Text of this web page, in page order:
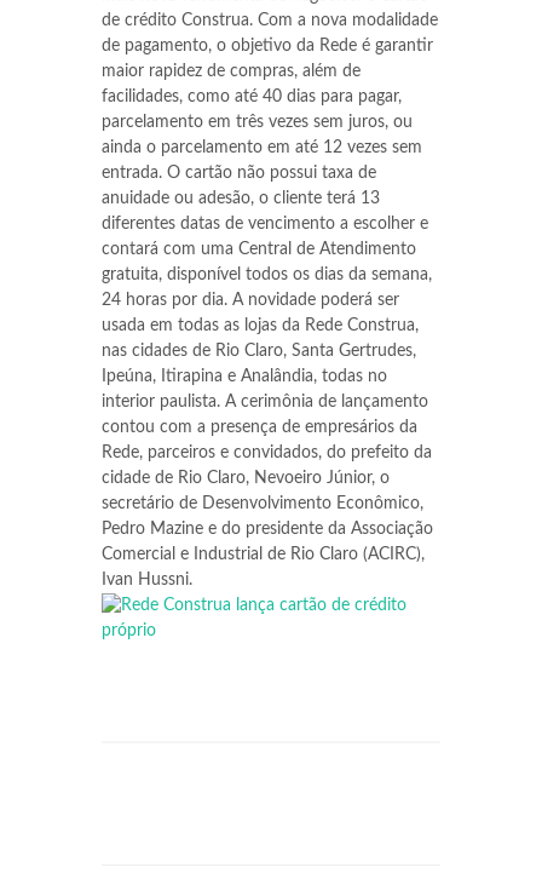
de crédito Construa. Com a nova modalidade
de pagamento, o objetivo da Rede é garantir
maior rapidez de compras, além de
facilidades, como até 40 dias para pagar,
parcelamento em três vezes sem juros, ou
ainda o parcelamento em até 12 vezes sem
entrada. O cartão não possui taxa de
anuidade ou adesão, o cliente terá 13
diferentes datas de vencimento a escolher e
contará com uma Central de Atendimento
gratuita, disponível todos os dias da semana,
24 horas por dia. A novidade poderá ser
usada em todas as lojas da Rede Construa,
nas cidades de Rio Claro, Santa Gertrudes,
Ipeúna, Itirapina e Analândia, todas no
interior paulista. A cerimônia de lançamento
contou com a presença de empresários da
Rede, parceiros e convidados, do prefeito da
cidade de Rio Claro, Nevoeiro Júnior, o
secretário de Desenvolvimento Econômico,
Pedro Mazine e do presidente da Associação
Comercial e Industrial de Rio Claro (ACIRC),
Ivan Hussni.